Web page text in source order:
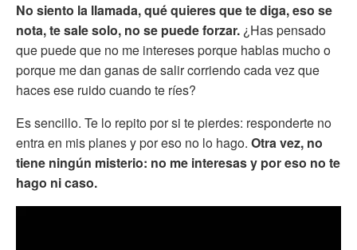
No siento la llamada, qué quieres que te diga, eso se
nota, te sale solo, no se puede forzar. ¿Has pensado
que puede que no me intereses porque hablas mucho o
porque me dan ganas de salir corriendo cada vez que
haces ese ruido cuando te ríes?
Es sencillo. Te lo repito por si te pierdes: responderte no
entra en mis planes y por eso no lo hago. Otra vez, no
tiene ningún misterio: no me interesas y por eso no te
hago ni caso.